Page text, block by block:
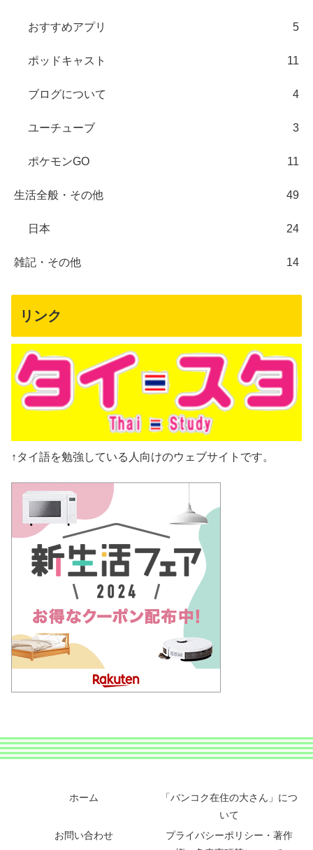
おすすめアプリ 5
ポッドキャスト 11
ブログについて 4
ユーチューブ 3
ポケモンGO 11
生活全般・その他 49
日本 24
雑記・その他 14
リンク
↑タイ語を勉強している人向けのウェブサイトです。
ホーム
「バンコク在住の大さん」につ
いて
お問い合わせ
プライバシーポリシー・著作